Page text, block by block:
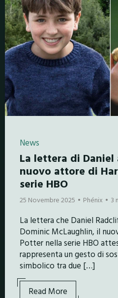
News
La lettera di Daniel
nuovo attore di
serie HBO
25 Novembre 2025 Phénix 3
La lettera che Daniel
Dominic McLaughlin, il
Potter nella serie HBO
rappresenta un gesto di
simbolico tra due […]
Read More